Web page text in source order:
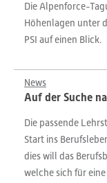
Die Alpenforce-
Höhenlagen unter
PSI auf einen Blick.
News
Auf der Suche
Die passende
Start ins
dies will das
welche sich für